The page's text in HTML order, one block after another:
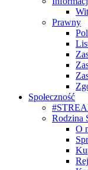
Prawny
Społeczność
Rodzina
O